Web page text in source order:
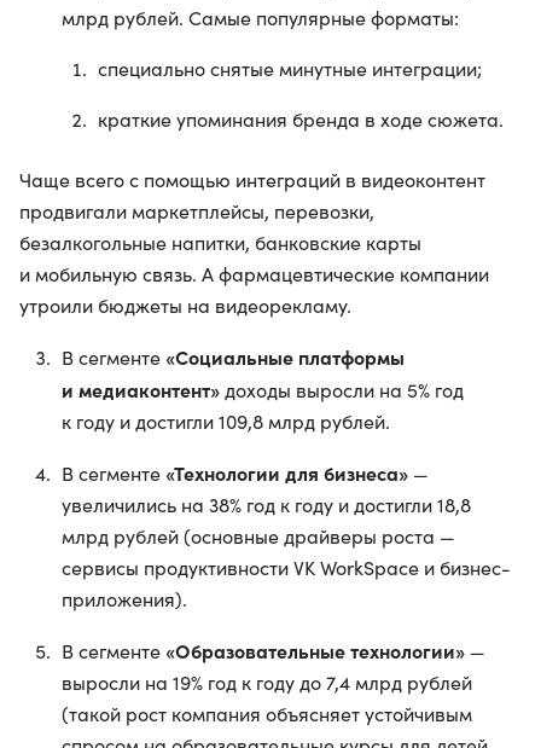
млрд рублей. Самые популярные форматы:
специально снятые минутные интеграции;
краткие упоминания бренда в ходе сюжета.
Чаще всего с помощью интеграций в видеоконтент
продвигали маркетплейсы, перевозки,
безалкогольные напитки, банковские карты
и мобильную связь. А фармацевтические компании
утроили бюджеты на видеорекламу.
В сегменте«Социальные платформы
и медиаконтент» доходы выросли на 5% год
к году и достигли 109,8 млрд рублей.
В сегменте«Технологии для бизнеса» —
увеличились на 38% год к году и достигли 18,8
млрд рублей (основные драйверы роста —
сервисы продуктивности VK WorkSpace и бизнес-
приложения).
В сегменте«Образовательные технологии» —
выросли на 19% год к году до 7,4 млрд рублей
(такой рост компания объясняет устойчивым